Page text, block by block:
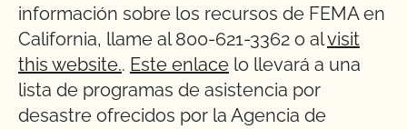
información sobre los recursos de FEMA en
California, llame al 800-621-3362 o alvisit
this website.. Este enlace lo llevará a una
lista de programas de asistencia por
desastre ofrecidos por la Agencia de